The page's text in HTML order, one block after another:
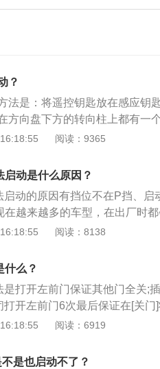
？
法是：将遥控钥匙放在感应钥
方向盘下方的转向柱上都有一
匙没电，配备一键启动的汽车
跑车）、S级车（豪华轿、跑
三叉星，象征着陆上、水上和
阅读：9365
动是什么原因？
动的原因有挡位不在P挡、启
在越来越多的车型，在出厂时
考虑。主要是为了防止挡位在
子，上面有一个盖子，拿掉盖
幅图，上面的图形和保险盒里
动”字样，那个就是启动继电
的问题：如果是钥匙的原因，
、钥匙没电了等等。总之就是
插入钥匙孔进行启动。
阅读：8138
什么？
打开左前门保证其他门全关;
开左前门6次最后保证在[关门
下是更多相关资料：1、使用
机械钥匙拔下来，轻轻撬开遥
阅读：6919
是也启动不了？